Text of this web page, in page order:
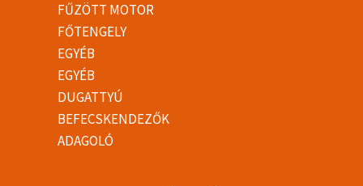
FŰZÖTT MOTOR
FŐTENGELY
EGYÉB
EGYÉB
DUGATTYÚ
BEFECSKENDEZŐK
ADAGOLÓ